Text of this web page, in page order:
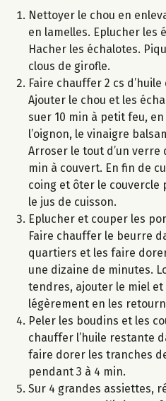
Nettoyer le chou en
en lamelles. Eplucher les
Hacher les échalotes.
clous de girofle.
Faire chauffer 2 cs
Ajouter le chou et les
suer 10 min à petit feu,
l’oignon, le vinaigre
Arroser le tout d’un verre
min à couvert. En fin de
coing et ôter le
le jus de cuisson.
Eplucher et couper les
Faire chauffer le beurre
quartiers et les faire
une dizaine de minutes.
tendres, ajouter le miel
légèrement en les
Peler les boudins et les
chauffer l’huile restante
faire dorer les tranches
pendant 3 à 4 min.
Sur 4 grandes assiettes,